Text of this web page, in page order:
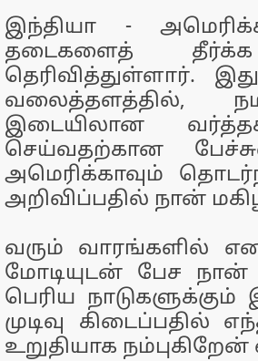
இந்தியா -
தடைகளைத் தீர்க்க
தெரிவித்துள்ளார்.
வலைத்தளத்தில்,
இடையிலான
செய்வதற்கான
அமெரிக்காவும்
அறிவிப்பதில் நான்
வரும் வாரங்களில்
மோடியுடன் பேச நான்
பெரிய
முடிவு கிடைப்பதில்
உறுதியாக